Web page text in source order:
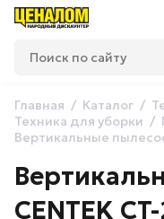
Главная Каталог
Техника для уборки
Вертикальные
CENTEK